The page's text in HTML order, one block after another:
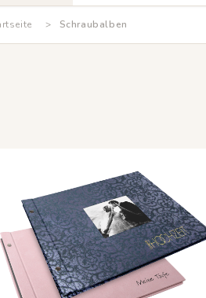
Schraubalben